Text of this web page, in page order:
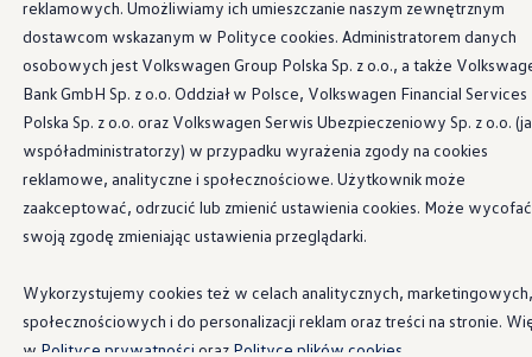
Modele elektryczne
Modele elektryczne
Samochody hybrydowe
Przyszłe modele i auta koncepcyjne
ID.4 GTX Xtreme
ID.5 GTX “Xcite”
Nowy ID. Polo GTI
Ładowanie i zasięg
Ładowanie samochodu elektrycznego w domu
Ładowanie samochodu elektrycznego w trasie
Zasięg samochodów elektrycznych
Sposoby płatności
Korzyści i koszty
Koszty utrzymania
Leasing
Najem
Systemy
wspomagania dla
lepszej widoczności w
Następujące systemy wspomagania dla lepszej widoczności
reklamowych. Umożliwiamy ich umieszczanie naszym zewnętrznym
dostawcom wskazanym w Polityce cookies. Administratorem danych
osobowych jest Volkswagen Group Polska Sp. z o.o., a także
Bank GmbH Sp. z o.o. Oddział w Polsce, Volkswagen Financial Services
Polska Sp. z o.o. oraz Volkswagen Serwis Ubezpieczeniowy Sp. z o.o.
współadministratorzy) w przypadku wyrażenia zgody na cookies
reklamowe, analityczne i społecznościowe. Użytkownik może
zaakceptować, odrzucić lub zmienić ustawienia cookies. Może wycofać
swoją zgodę zmieniając ustawienia przeglądarki.
Wykorzystujemy cookies też w celach analitycznych, marketingowych,
społecznościowych i do personalizacji reklam oraz treści na stronie.
w Polityce prywatności oraz Polityce plików cookies.